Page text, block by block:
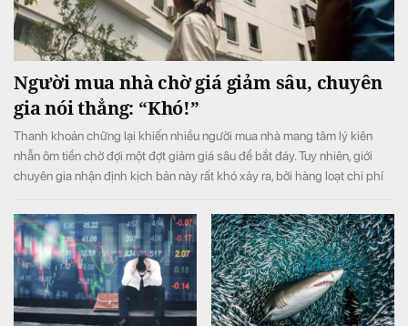
Người mua nhà chờ giá giảm sâu, chuyên
gia nói thẳng: “Khó!”
Thanh khoản chững lại khiến nhiều người mua nhà mang tâm lý kiên
nhẫn ôm tiền chờ đợi một đợt giảm giá sâu để bắt đáy. Tuy nhiên, giới
chuyên gia nhận định kịch bản này rất khó xảy ra, bởi hàng loạt chi phí